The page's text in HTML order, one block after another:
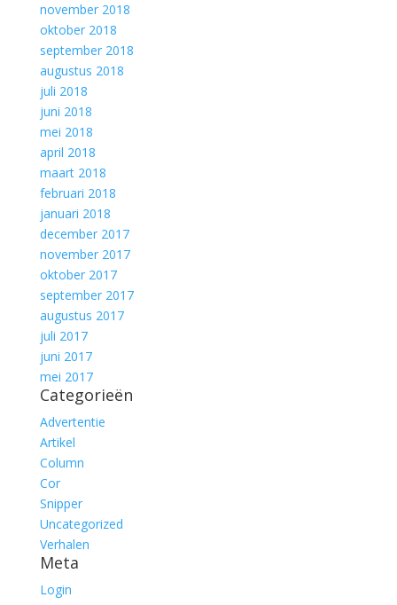
november 2018
oktober 2018
september 2018
augustus 2018
juli 2018
juni 2018
mei 2018
april 2018
maart 2018
februari 2018
januari 2018
december 2017
november 2017
oktober 2017
september 2017
augustus 2017
juli 2017
juni 2017
mei 2017
Categorieën
Advertentie
Artikel
Column
Cor
Snipper
Uncategorized
Verhalen
Meta
Login